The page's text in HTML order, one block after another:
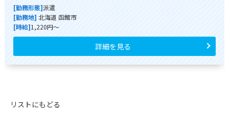
[勤務形態]派遣
[勤務地] 北海道 函館市
[時給]1,220円～
詳細を見る
リストにもどる